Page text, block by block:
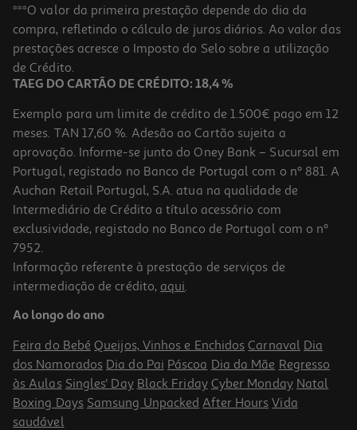
***O valor da primeira prestação depende do dia da
compra, refletindo o cálculo de juros diários. Ao valor das
prestações acresce o Imposto do Selo sobre a utilização
de Crédito.
TAEG DO CARTÃO DE CRÉDITO: 18,4 %
Exemplo para um limite de crédito de 1.500€ pago em 12
meses. TAN 17,60 %. Adesão ao Cartão sujeita a
aprovação. Informe-se junto do Oney Bank – Sucursal em
Portugal, registado no Banco de Portugal com o nº 881. A
Auchan Retail Portugal, S.A. atua na qualidade de
Intermediário de Crédito a título acessório com
exclusividade, registado no Banco de Portugal com o nº
7952.
Informação referente à prestação de serviços de
intermediação de crédito, aqui.
Ao longo do ano
Feira do Bebé Queijos, Vinhos e Enchidos Carnaval Dia
dos Namorados Dia do Pai Páscoa Dia da Mãe Regresso
às Aulas Singles' Day Black Friday Cyber Monday Natal
Boxing Days Samsung Unpacked After Hours Vida
saudável